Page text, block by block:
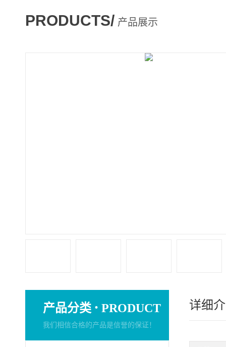
PRODUCTS/ 产品展示
产品分类 · PRODUCT
我们相信合格的产品是信誉的保证！
详细